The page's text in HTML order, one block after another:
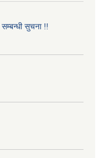
सम्बन्धी सुचना !!